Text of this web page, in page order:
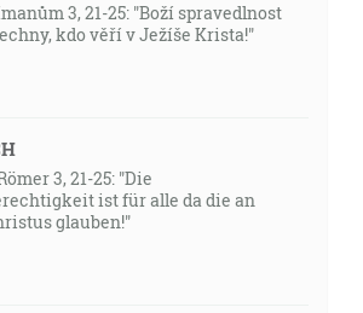
i zemou … [Hg 2:21]
dotkol sa ho a povedal: Chcem,
odišlo od neho malomocenstvo. [Lk
a riekol mu: Čo chceš, aby som ti
3, 21-25: "Boží spravedlnost
kdo věří v Ježíše Krista!"
3, 21-25: "Die
ist für alle da die an
glauben!"